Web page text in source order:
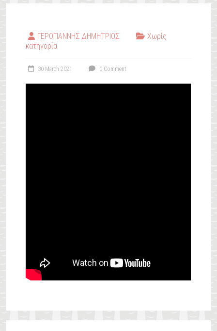
ΓΕΡΟΓΙΑΝΝΗΣ ΔΗΜΗΤΡΙΟΣ
Χωρίς
κατηγορία
30 March 2021 0 Comment